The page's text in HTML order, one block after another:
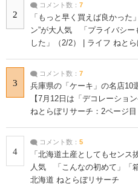
2
コメント数： 7
「もっと早く買えば良かっ
ン”が大人気 「プライバシー
した」（2/2） | ライフ ねと
3
コメント数： 7
兵庫県の「ケーキ」の名店
【7月12日は「デコレーショ
ねとらぼリサーチ：2ページ目
4
コメント数： 5
「北海道土産としてもセンス
人気 「こんなの初めて」「
北海道 ねとらぼリサーチ